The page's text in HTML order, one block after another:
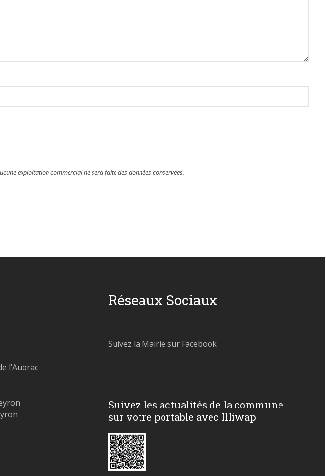
exploitation commercial ne sera faite des données conservées.
l’Aubrac
Réseaux Sociaux
Suivez la Mairie sur Facebook
Suivez les actualités de la commune
sur votre portable avec Illiwap